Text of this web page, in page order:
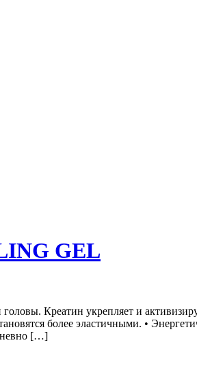
GEL
Креатин укрепляет и
более эластичными. •
[…]